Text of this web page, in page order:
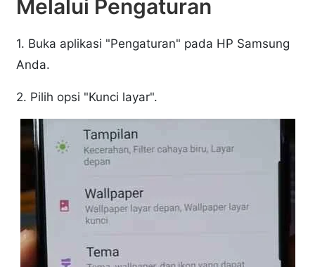
Melalui Pengaturan
1. Buka aplikasi "Pengaturan" pada HP Samsung
Anda.
2. Pilih opsi "Kunci layar".